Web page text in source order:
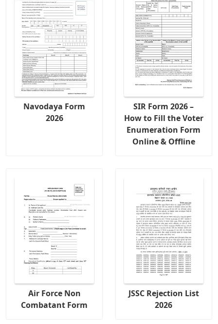
Navodaya Form
2026
SIR Form 2026 –
How to Fill the Voter
Enumeration Form
Online & Offline
Air Force Non
Combatant Form
JSSC Rejection List
2026